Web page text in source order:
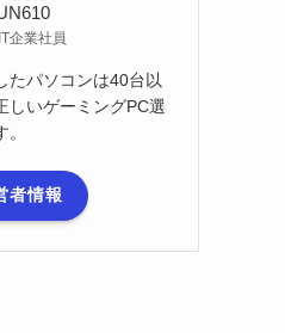
企業社員
たパソコンは40台以
しいゲーミングPC選
者情報